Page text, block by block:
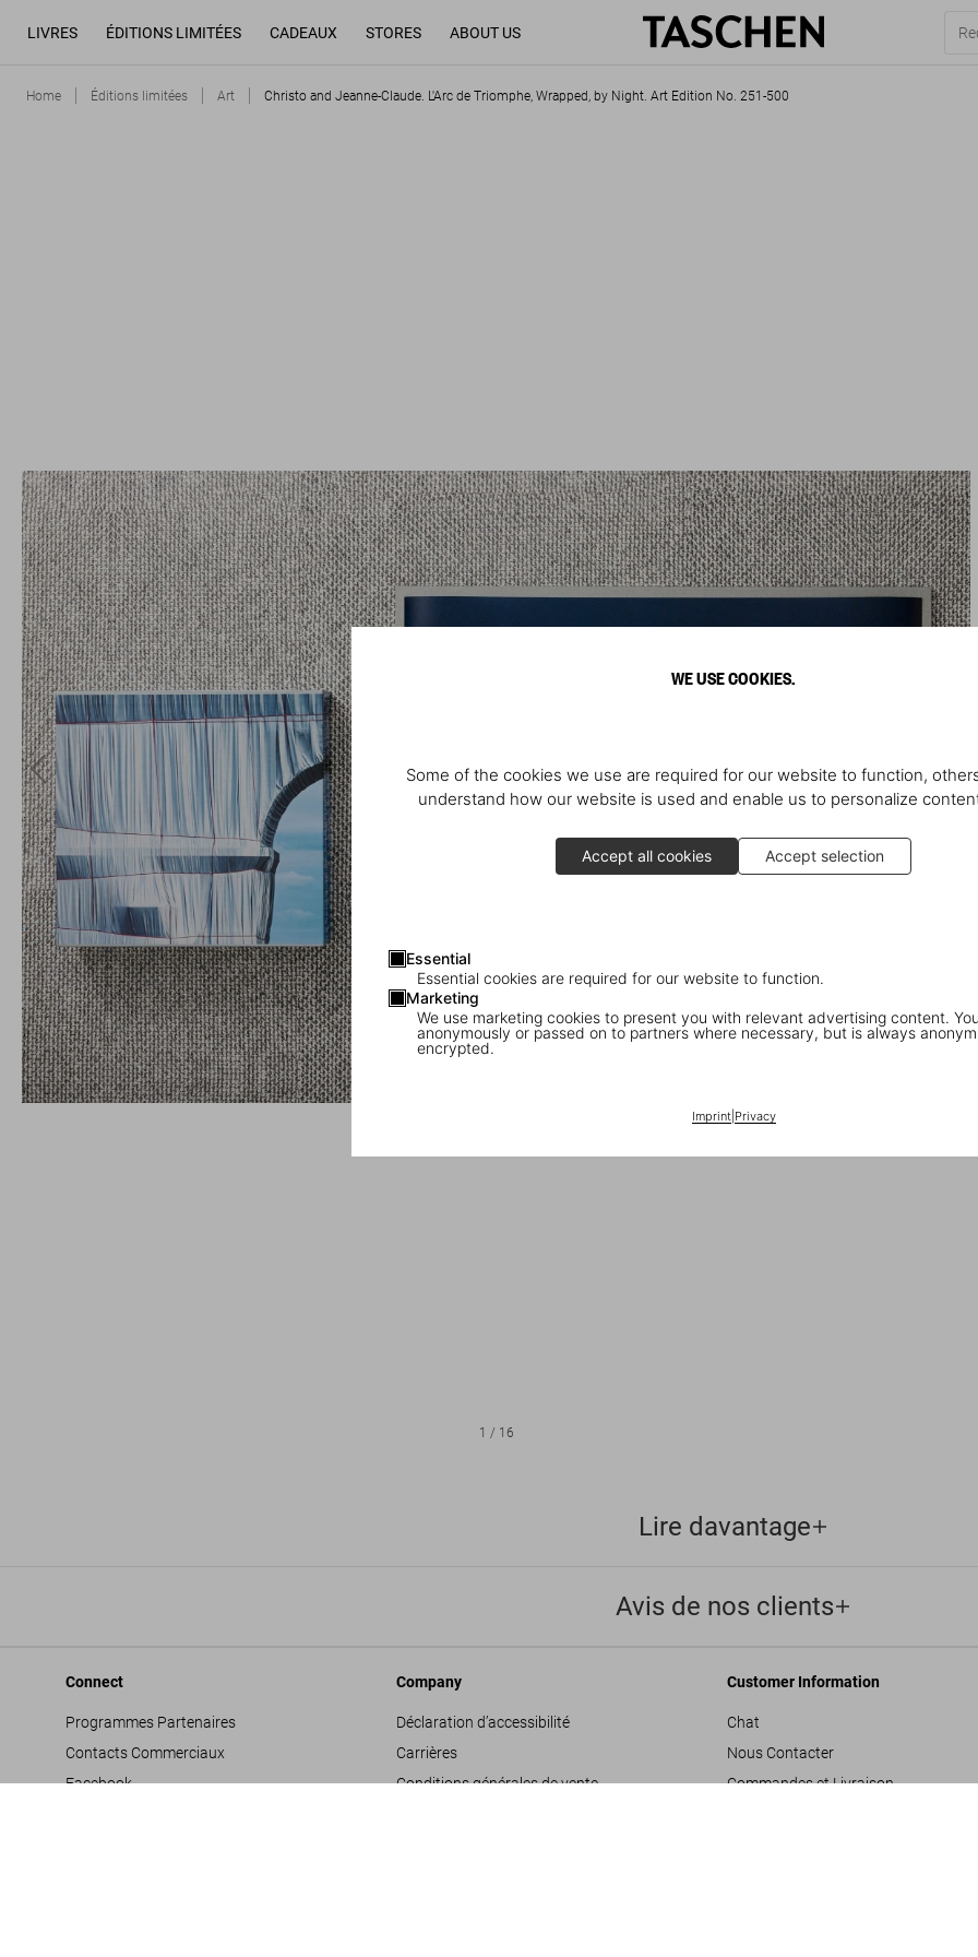
WE USE COOKIES.
Some of the cookies we use are required for our website to function,
understand how our website is used and enable us to personalize
Accept all cookies Accept selection
Essential
Essential cookies are required for our website to function.
Marketing
We use marketing cookies to present you with relevant advertising content.
anonymously or passed on to partners where necessary, but is always
encrypted.
Imprint| Privacy
LIVRES ÉDITIONS LIMITÉES CADEAUX STORES ABOUT US
Home Éditions limitées Art Christo and Jeanne-Claude. L'Arc de Triomphe, Wrapped, by Night. Art Edition No. 251-500
1 / 16
Lire davantage
Avis de nos clients
Connect
Programmes Partenaires
Contacts Commerciaux
Facebook
Company
Déclaration d’accessibilité
Carrières
Conditions générales de vente
Customer Information
Chat
Nous Contacter
Commandes et Livraison